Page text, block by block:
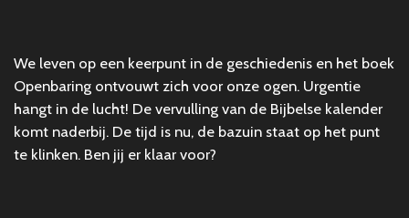
We leven op een keerpunt in de geschiedenis en het boek
Openbaring ontvouwt zich voor onze ogen. Urgentie
hangt in de lucht! De vervulling van de Bijbelse kalender
komt naderbij. De tijd is nu, de bazuin staat op het punt
te klinken. Ben jij er klaar voor?